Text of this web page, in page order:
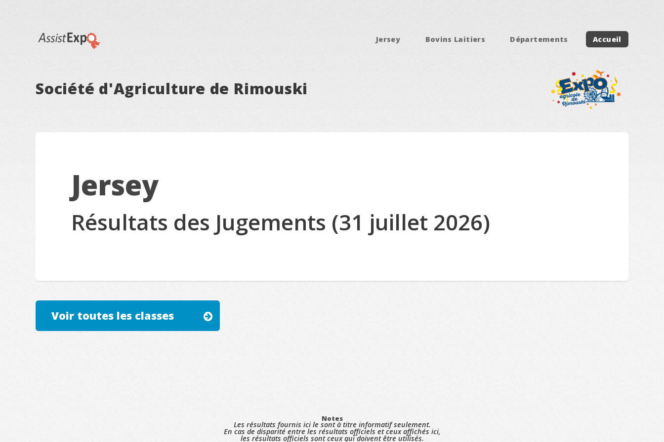
Société d'Agriculture de Rimouski
Jersey Bovins Laitiers Départements Accueil
Jersey
Résultats des Jugements (31 juillet 2026)
Voir toutes les classes
Notes
Les résultats fournis ici le sont à titre informatif seulement.
En cas de disparité entre les résultats officiels et ceux affichés ici,
les résultats officiels sont ceux qui doivent être utilisés.